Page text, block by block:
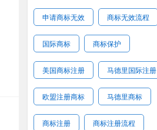
申请商标无效 商标无效流程
国际商标 商标保护
美国商标注册 马德里国际注册
欧盟注册商标 马德里商标
商标注册 商标注册流程